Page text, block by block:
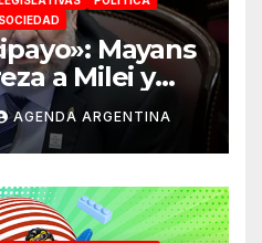
SOCIEDAD
Mayans
a Milei y
juicio
a la
AGENDA ARGENTINA